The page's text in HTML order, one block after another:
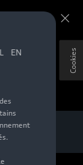
Cookies